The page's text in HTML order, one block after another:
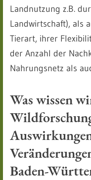
Landnutzung z.B.
Landwirtschaft), als
Tierart, ihrer
der Anzahl der
Nahrungsnetz als
Was wissen
Baden-